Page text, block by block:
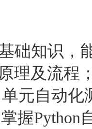
础知识，
理及流程
元自动化
握Python